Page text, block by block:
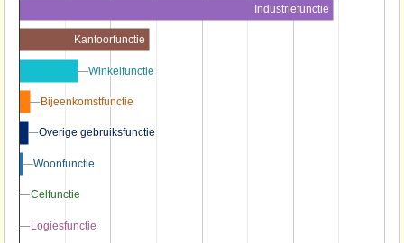
Industriefunctie
Kantoorfunctie
Winkelfunctie
Winkelfunctie
Bijeenkomstfunctie
Bijeenkomstfunctie
Overige gebruiksfunctie
Overige gebruiksfunctie
Woonfunctie
Woonfunctie
Celfunctie
Celfunctie
Logiesfunctie
Logiesfunctie